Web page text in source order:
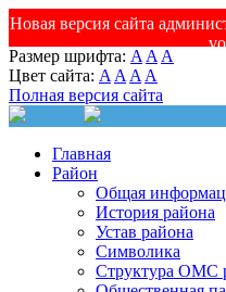
Новая версия сайта
Размер шрифта: A A A
Цвет сайта: A A A A
Полная версия сайта
Главная
Район
Общая
История района
Устав района
Символика
Структура ОМС